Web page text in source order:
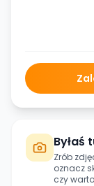
Byłaś
Zrób
oznacz
czy